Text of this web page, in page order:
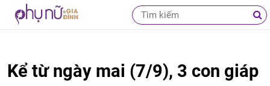
Kể từ ngày mai (7/9), 3 con giáp